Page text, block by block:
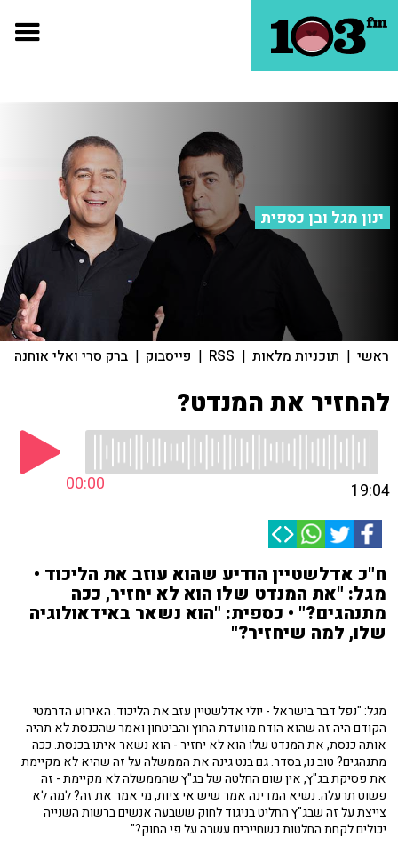
ינון מגל ובן כספית
ראשי | תוכניות מלאות |
RSS
| פייסבוק | ברק סרי ואלי אוחנה
להחזיר את המנדט?
00:00 19:04
ח"כ אדלשטיין הודיע שהוא עוזב את הליכוד •
מגל: "את המנדט שלו הוא לא יחזיר, ככה
מתנהגים?" • כספית: "הוא נשאר באידאולוגיה
שלו, למה שיחזיר?"
מגל: "נפל דבר בישראל - יולי אדלשטיין עזב את הליכוד. האירוע הדרמטי
הקודם היה זה שהוא הודח מוועדת החוץ והביטחון ואמר שהכנסת לא תהיה
אותה כנסת, את המנדט שלו הוא לא יחזיר - הוא נשאר איתו בכנסת. ככה
מתנהגים? טוב נו, בסדר. גם בנט גינה את הממשלה על זה שהיא לא מקיימת
את פסיקת בג"ץ, אין שום החלטה של בג"ץ שהממשלה לא מקיימת - זה
פשוט תרעלה. נשיא המדינה אמר שיש אי ציות, מי אמר את זה? למה לא
צייצת על זה שבג"ץ החליט בניגוד לחוק ששבעה אנשים ברשות השנייה
יכולים לקחת החלטות כשחייבים עשרה על פי החוק?"